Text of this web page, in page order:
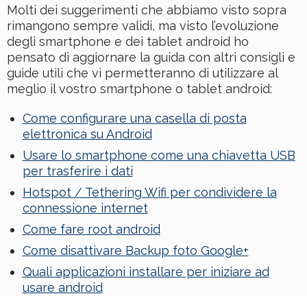
Molti dei suggerimenti che abbiamo visto sopra
rimangono sempre validi, ma visto l’evoluzione
degli smartphone e dei tablet android ho
pensato di aggiornare la guida con altri consigli e
guide utili che vi permetteranno di utilizzare al
meglio il vostro smartphone o tablet android:
Come configurare una casella di posta
elettronica su Android
Usare lo smartphone come una chiavetta USB
per trasferire i dati
Hotspot / Tethering Wifi per condividere la
connessione internet
Come fare root android
Come disattivare Backup foto Google+
Quali applicazioni installare per iniziare ad
usare android